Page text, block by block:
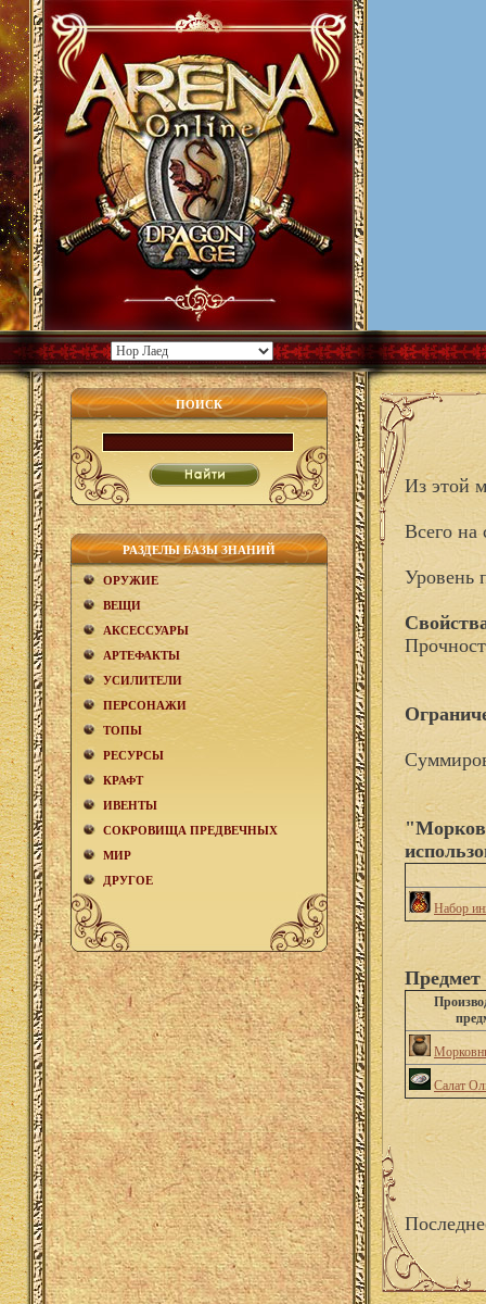
ПОИСК
РАЗДЕЛЫ БАЗЫ ЗНАНИЙ
ОРУЖИЕ
ВЕЩИ
АКCЕСCУАРЫ
АРТЕФАКТЫ
УСИЛИТЕЛИ
ПЕРСОНАЖИ
ТОПЫ
РЕСУРСЫ
КРАФТ
ИВЕНТЫ
СОКРОВИЩА ПРЕДВЕЧНЫХ
МИР
ДРУГОЕ
Из этой
Всего на
Уровень
Набор
Предмет
Салат